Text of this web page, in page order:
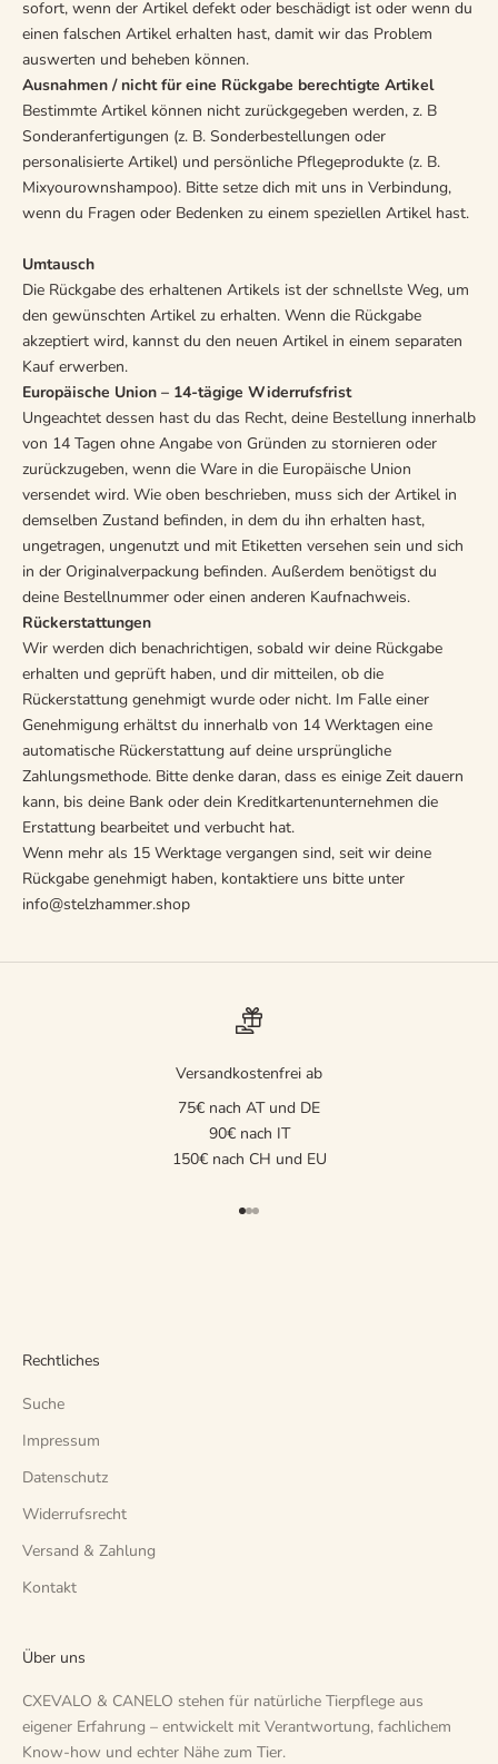
sofort, wenn der Artikel defekt oder beschädigt ist oder wenn du
einen falschen Artikel erhalten hast, damit wir das Problem
auswerten und beheben können.
Ausnahmen / nicht für eine Rückgabe berechtigte Artikel
Bestimmte Artikel können nicht zurückgegeben werden, z. B
Sonderanfertigungen (z. B. Sonderbestellungen oder
personalisierte Artikel) und persönliche Pflegeprodukte (z. B.
Mixyourownshampoo). Bitte setze dich mit uns in Verbindung,
wenn du Fragen oder Bedenken zu einem speziellen Artikel hast.
Umtausch
Die Rückgabe des erhaltenen Artikels ist der schnellste Weg, um
den gewünschten Artikel zu erhalten. Wenn die Rückgabe
akzeptiert wird, kannst du den neuen Artikel in einem separaten
Kauf erwerben.
Europäische Union – 14-tägige Widerrufsfrist
Ungeachtet dessen hast du das Recht, deine Bestellung innerhalb
von 14 Tagen ohne Angabe von Gründen zu stornieren oder
zurückzugeben, wenn die Ware in die Europäische Union
versendet wird. Wie oben beschrieben, muss sich der Artikel in
demselben Zustand befinden, in dem du ihn erhalten hast,
ungetragen, ungenutzt und mit Etiketten versehen sein und sich
in der Originalverpackung befinden. Außerdem benötigst du
deine Bestellnummer oder einen anderen Kaufnachweis.
Rückerstattungen
Wir werden dich benachrichtigen, sobald wir deine Rückgabe
erhalten und geprüft haben, und dir mitteilen, ob die
Rückerstattung genehmigt wurde oder nicht. Im Falle einer
Genehmigung erhältst du innerhalb von 14 Werktagen eine
automatische Rückerstattung auf deine ursprüngliche
Zahlungsmethode. Bitte denke daran, dass es einige Zeit dauern
kann, bis deine Bank oder dein Kreditkartenunternehmen die
Erstattung bearbeitet und verbucht hat.
Wenn mehr als 15 Werktage vergangen sind, seit wir deine
Rückgabe genehmigt haben, kontaktiere uns bitte unter
info@stelzhammer.shop
Versandkostenfrei ab
75€ nach AT und DE
90€ nach IT
150€ nach CH und EU
Gehe zu Element 1
Gehe zu Element 2
Gehe zu Element 3
Rechtliches
Suche
Impressum
Datenschutz
Widerrufsrecht
Versand & Zahlung
Kontakt
Über uns
CXEVALO & CANELO stehen für natürliche Tierpflege aus
eigener Erfahrung – entwickelt mit Verantwortung, fachlichem
Know-how und echter Nähe zum Tier.